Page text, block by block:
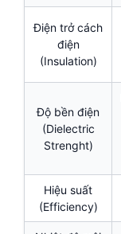
Điện trở cách
điện
(Insulation)
Độ bền điện
(Dielectric
Strenght)
Hiệu suất
(Efficiency)